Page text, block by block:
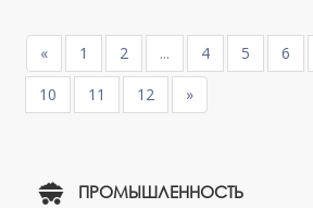
« 1 2 ... 4 5 6
10
11 12 »
ПРОМЫШЛЕННОСТЬ